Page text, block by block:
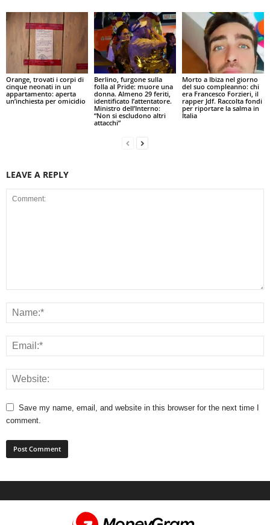
Orange, trovati i corpi di
cinque neonati in un
appartamento: aperta
un’inchiesta per omicidio
Berlino, furgone sulla
folla al Pride: muore una
donna. Almeno 29 feriti,
identificato l’attentatore.
Ministro dell’Interno:
“Non si escludono altri
attacchi”
Morto a Ibiza nel giorno
del suo compleanno: chi
era Francesco Forzieri, il
rapper Jdf. Raccolta fondi
per riportare la salma in
Italia
LEAVE A REPLY
Save my name, email, and website in this browser for the next time I
comment.